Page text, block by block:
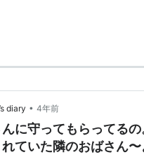
diary • 4年前
てもらってるの。 そのことを忘れちゃダメよ
ていた隣のおばさん